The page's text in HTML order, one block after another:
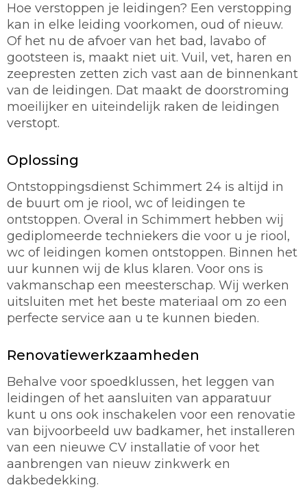
Hoe verstoppen je leidingen? Een verstopping
kan in elke leiding voorkomen, oud of nieuw.
Of het nu de afvoer van het bad, lavabo of
gootsteen is, maakt niet uit. Vuil, vet, haren en
zeepresten zetten zich vast aan de binnenkant
van de leidingen. Dat maakt de doorstroming
moeilijker en uiteindelijk raken de leidingen
verstopt.
Oplossing
Ontstoppingsdienst Schimmert 24 is altijd in
de buurt om je riool, wc of leidingen te
ontstoppen. Overal in Schimmert hebben wij
gediplomeerde techniekers die voor u je riool,
wc of leidingen komen ontstoppen. Binnen het
uur kunnen wij de klus klaren. Voor ons is
vakmanschap een meesterschap. Wij werken
uitsluiten met het beste materiaal om zo een
perfecte service aan u te kunnen bieden.
Renovatiewerkzaamheden
Behalve voor spoedklussen, het leggen van
leidingen of het aansluiten van apparatuur
kunt u ons ook inschakelen voor een renovatie
van bijvoorbeeld uw badkamer, het installeren
van een nieuwe CV installatie of voor het
aanbrengen van nieuw zinkwerk en
dakbedekking.